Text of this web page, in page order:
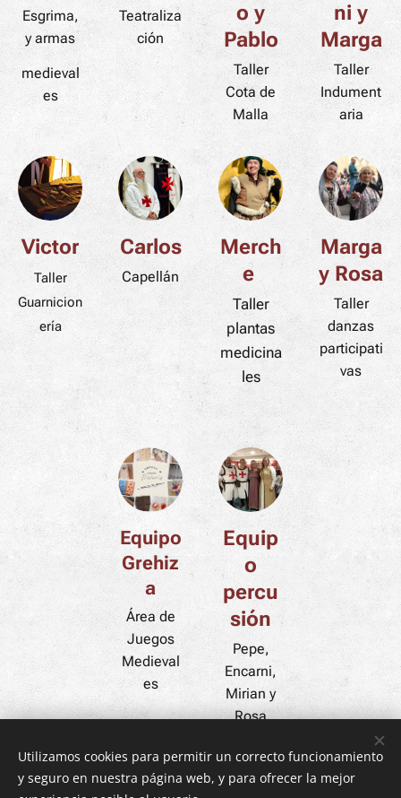
Esgrima,
y armas
medieval
es
Teatraliza
ción
o y
Pablo
Taller
Cota de
Malla
ni y
Marga
Taller
Indument
aria
Victor
Taller
Guarnicion
ería
Carlos
Capellán
Merch
e
Taller
plantas
medicina
les
Marga
y Rosa
Taller
danzas
participati
vas
Equipo
Grehiz
a
Área de
Juegos
Medieval
es
Equip
o
percu
sión
Pepe,
Encarni,
Mirian y
Rosa
Utilizamos cookies para permitir un correcto funcionamiento
y seguro en nuestra página web, y para ofrecer la mejor